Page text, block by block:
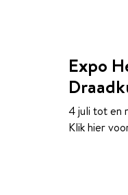
Expo
4 juli tot en
Klik hier